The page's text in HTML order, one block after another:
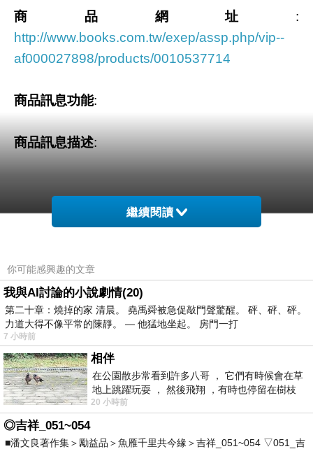
商品網址 :
http://www.books.com.tw/exep/assp.php/vip--
af000027898/products/0010537714
商品訊息功能:
商品訊息描述:
獲得族會冠軍的林動，同時取得參與「百朝大
朝，百朝大戰的設置究竟有何目的？兩年前的山
巔上，清冷曼妙的纖姿儷影之言，林動未曾忘卻
──我將獲得參戰資格，綾清竹，你等著！擁護林
琅天的長老們守候在族藏之外……
繼續閱讀
你可能感興趣的文章
我與AI討論的小說劇情(20)
第二十章：燒掉的家 清晨。 堯禹舜被急促敲門聲驚醒。 砰、砰、砰。
力道大得不像平常的陳靜。 — 他猛地坐起。 房門一打
7 小時前
相伴
在公園散步常看到許多八哥 ， 它們有時候會在草
地上跳躍玩耍 ， 然後飛翔 ，有時也停留在樹枝
上，它們身軀是咖啡色的，鳥喙是黃色
20 小時前
◎吉祥_051~054
■潘文良著作集＞勵益品＞魚雁千里共今緣＞吉祥_051~054 ▽051_吉